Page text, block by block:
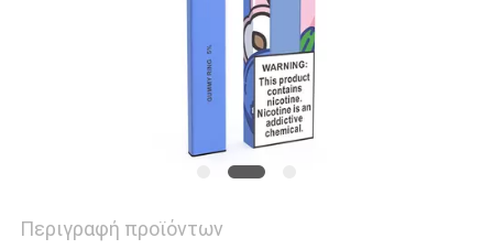
Περιγραφή προϊόντων